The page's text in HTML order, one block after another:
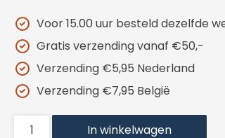
Voor 15.00 uur besteld dezelfde
Gratis verzending vanaf €50,-
Verzending €5,95 Nederland
Verzending €7,95 België
In winkelwagen